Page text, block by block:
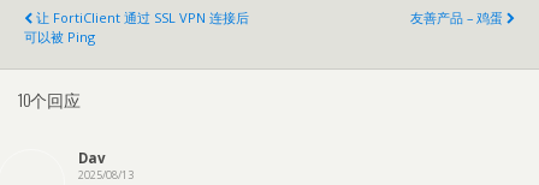
让 FortiClient 通过 SSL VPN 连接后
可以被 Ping
友善产品 – 鸡蛋
10个回应
Dav
2025/08/13